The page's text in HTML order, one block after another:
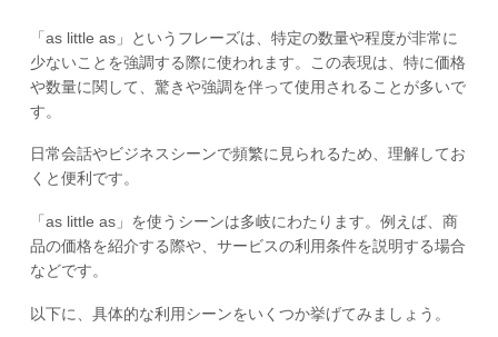
「as little as」というフレーズは、特定の数量や程度が非常に
少ないことを強調する際に使われます。この表現は、特に価格
や数量に関して、驚きや強調を伴って使用されることが多いで
す。
日常会話やビジネスシーンで頻繁に見られるため、理解してお
くと便利です。
「as little as」を使うシーンは多岐にわたります。例えば、商
品の価格を紹介する際や、サービスの利用条件を説明する場合
などです。
以下に、具体的な利用シーンをいくつか挙げてみましょう。